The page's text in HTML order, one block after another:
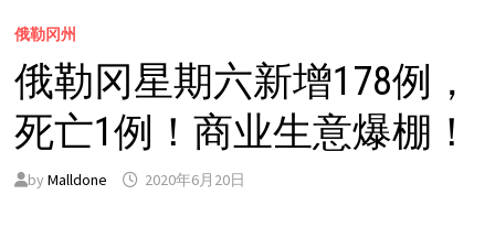
俄勒冈州
俄勒冈星期六新增178例，
死亡1例！商业生意爆棚！
by Malldone 2020年6月20日